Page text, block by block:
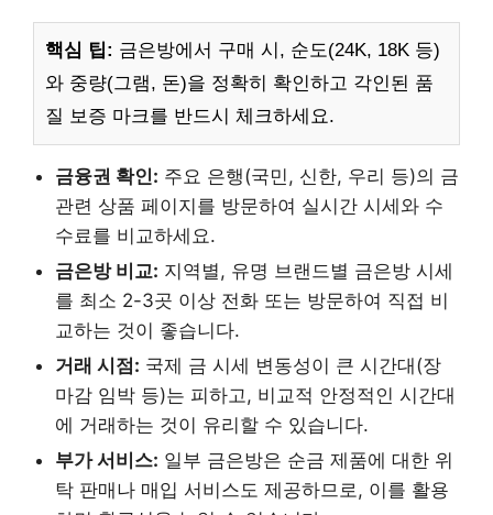
핵심 팁: 금은방에서 구매 시, 순도(24K, 18K 등)
와 중량(그램, 돈)을 정확히 확인하고 각인된 품
질 보증 마크를 반드시 체크하세요.
금융권 확인: 주요 은행(국민, 신한, 우리 등)의 금
관련 상품 페이지를 방문하여 실시간 시세와 수
수료를 비교하세요.
금은방 비교: 지역별, 유명 브랜드별 금은방 시세
를 최소 2-3곳 이상 전화 또는 방문하여 직접 비
교하는 것이 좋습니다.
거래 시점: 국제 금 시세 변동성이 큰 시간대(장
마감 임박 등)는 피하고, 비교적 안정적인 시간대
에 거래하는 것이 유리할 수 있습니다.
부가 서비스: 일부 금은방은 순금 제품에 대한 위
탁 판매나 매입 서비스도 제공하므로, 이를 활용